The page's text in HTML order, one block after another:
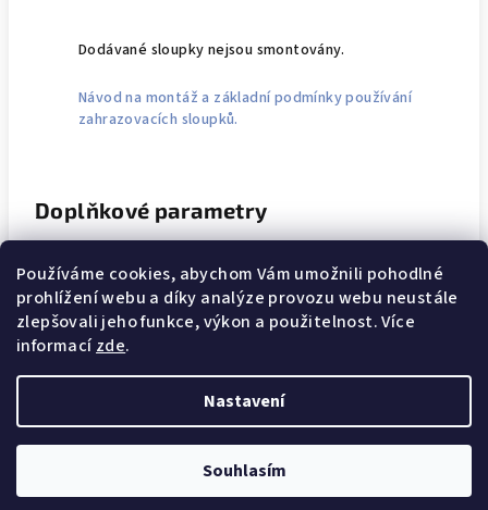
Používáme cookies, abychom Vám umožnili pohodlné
prohlížení webu a díky analýze provozu webu neustále
zlepšovali jeho funkce, výkon a použitelnost. Více
informacízde.
Nastavení
Souhlasím
Dodávané sloupky nejsou smontovány.
Návod na montáž a základní podmínky používání
zahrazovacích sloupků.
Doplňkové parametry
Kategorie:
Délka pásu 4,5m
Záruka:
24
Hmotnost
Vytvořil Shoptet